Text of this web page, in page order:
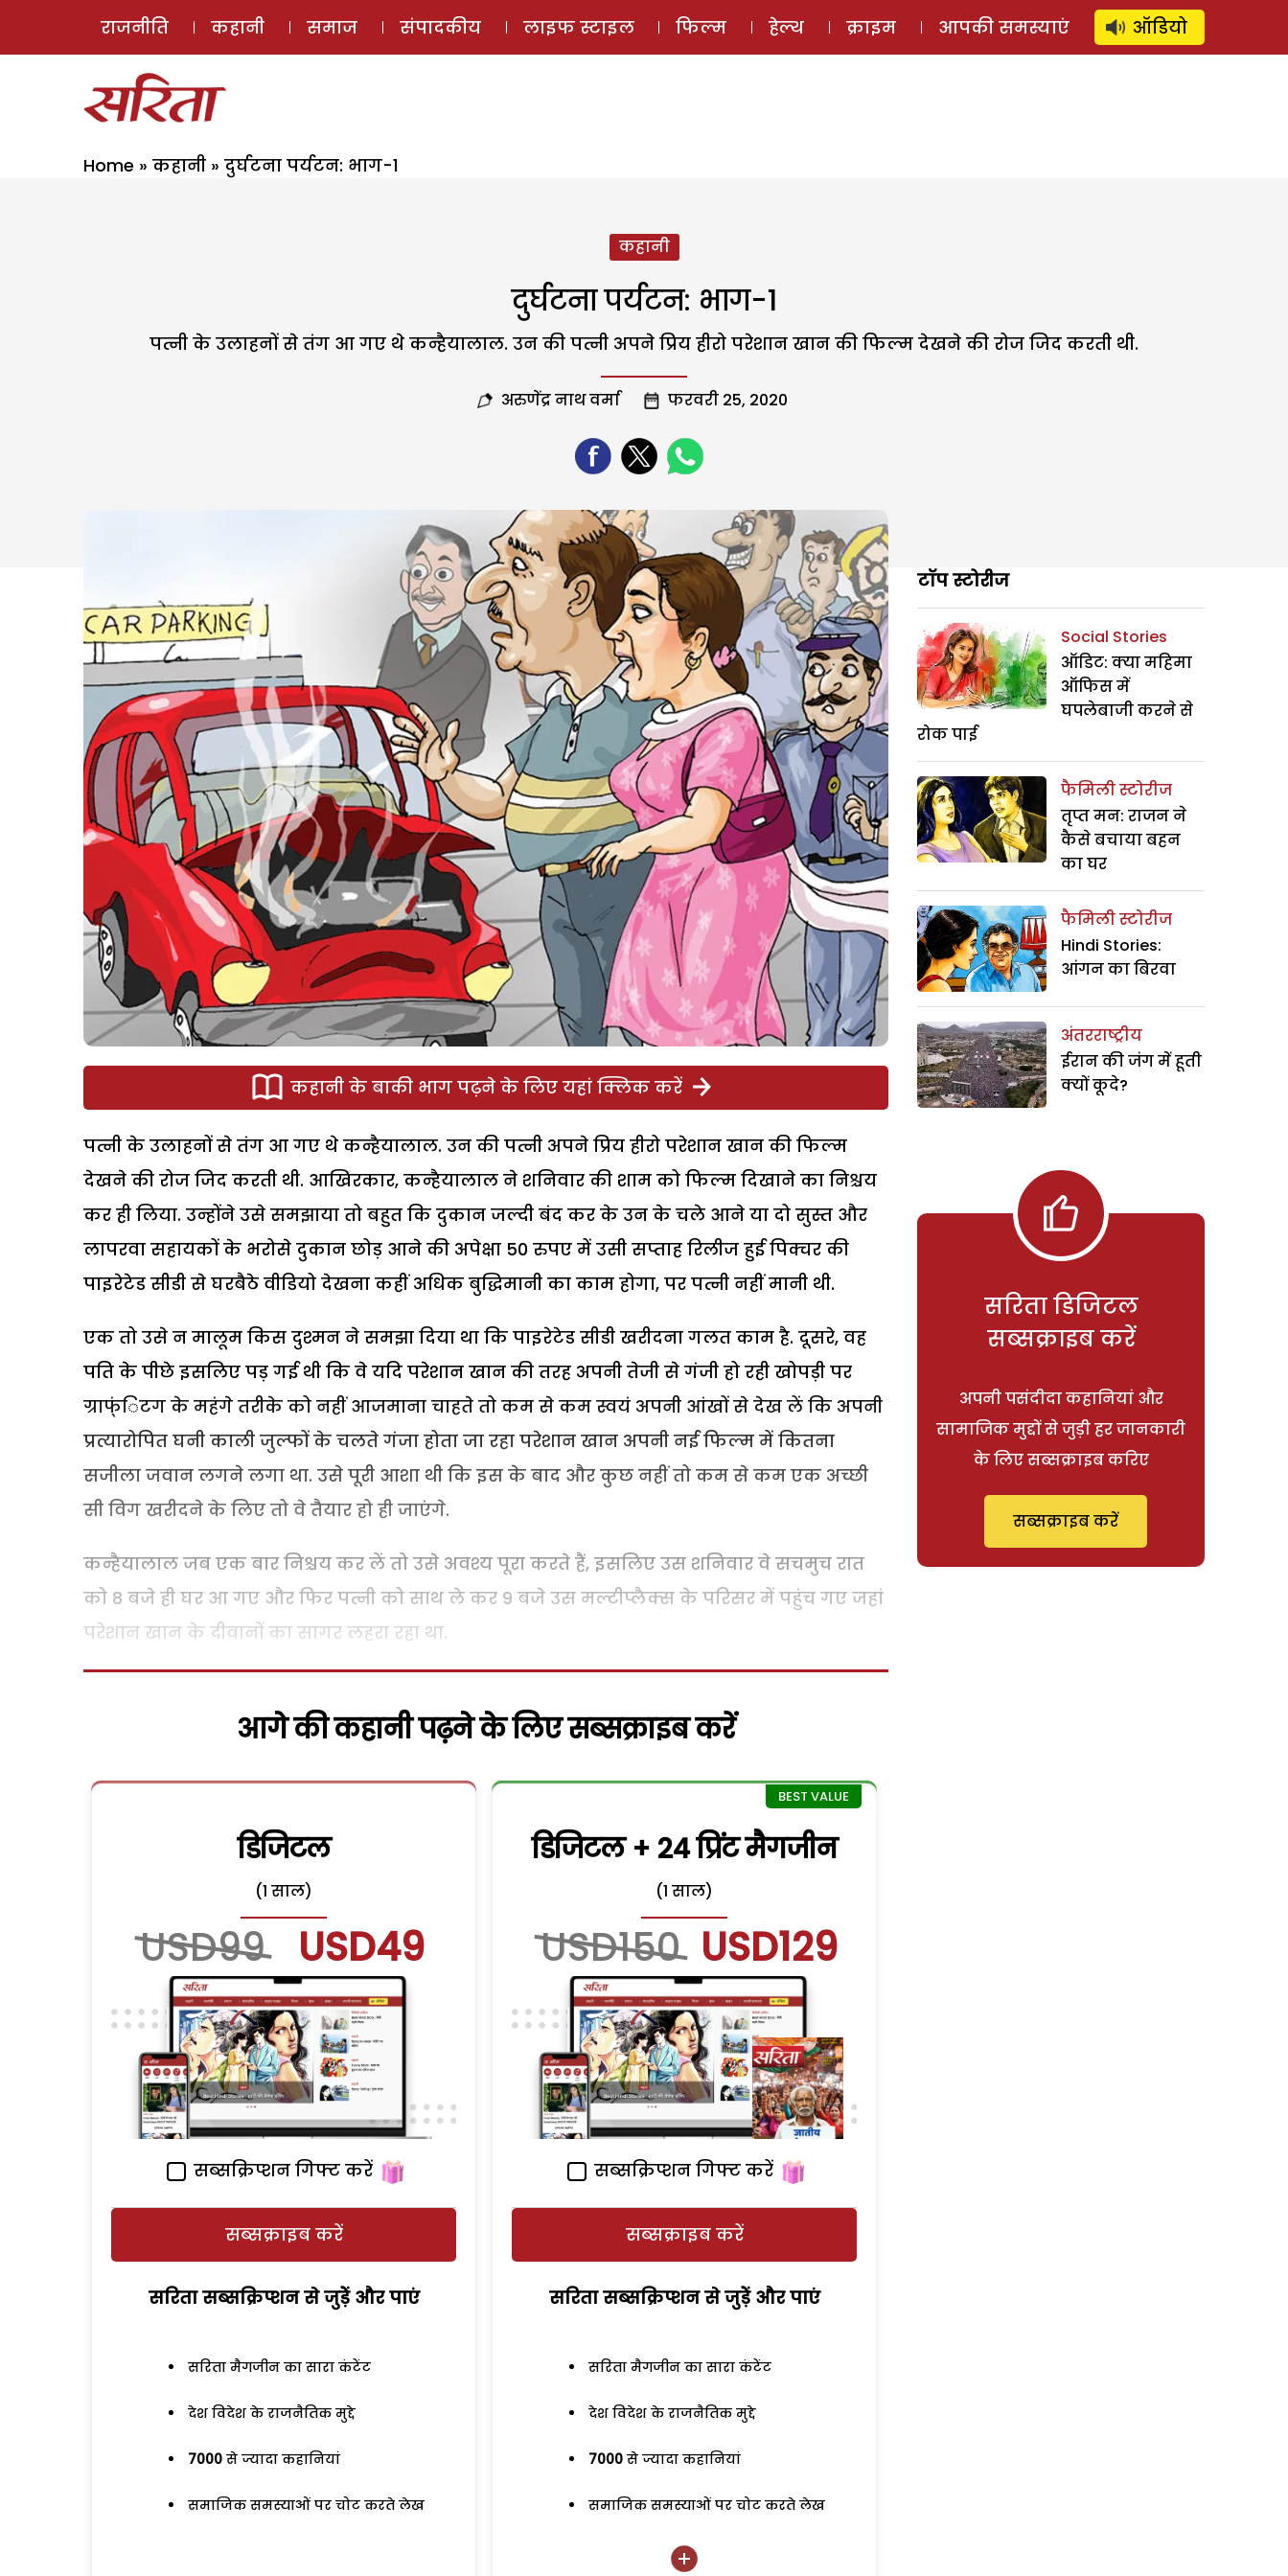
ई-मैगज़ीन ऑडियो स्टोरी लॉग इन ⚲ SUBSCRIBE
राजनीति कहानी समाज संपादकीय लाइफ स्टाइल फिल्म हेल्थ क्राइम आपकी समस्याएं ऑडियो
Home » कहानी » दुर्घटना पर्यटन: भाग-1
कहानी
दुर्घटना पर्यटन: भाग-1
पत्नी के उलाहनों से तंग आ गए थे कन्हैयालाल. उन की पत्नी अपने प्रिय हीरो परेशान खान की फिल्म देखने की रोज जिद करती थी.
अरुणेंद्र नाथ वर्मा फरवरी 25, 2020
कहानी के बाकी भाग पढ़ने के लिए यहां क्लिक करें
पत्नी के उलाहनों से तंग आ गए थे कन्हैयालाल. उन की पत्नी अपने प्रिय हीरो परेशान खान की फिल्म
देखने की रोज जिद करती थी. आखिरकार, कन्हैयालाल ने शनिवार की शाम को फिल्म दिखाने का निश्चय
कर ही लिया. उन्होंने उसे समझाया तो बहुत कि दुकान जल्दी बंद कर के उन के चले आने या दो सुस्त और
लापरवा सहायकों के भरोसे दुकान छोड़ आने की अपेक्षा 50 रुपए में उसी सप्ताह रिलीज हुई पिक्चर की
पाइरेटेड सीडी से घरबैठे वीडियो देखना कहीं अधिक बुद्धिमानी का काम होगा, पर पत्नी नहीं मानी थी.
एक तो उसे न मालूम किस दुश्मन ने समझा दिया था कि पाइरेटेड सीडी खरीदना गलत काम है. दूसरे, वह
पति के पीछे इसलिए पड़ गई थी कि वे यदि परेशान खान की तरह अपनी तेजी से गंजी हो रही खोपड़ी पर
ग्राफ्ंिटग के महंगे तरीके को नहीं आजमाना चाहते तो कम से कम स्वयं अपनी आंखों से देख लें कि अपनी
प्रत्यारोपित घनी काली जुल्फों के चलते गंजा होता जा रहा परेशान खान अपनी नई फिल्म में कितना
सजीला जवान लगने लगा था. उसे पूरी आशा थी कि इस के बाद और कुछ नहीं तो कम से कम एक अच्छी
सी विग खरीदने के लिए तो वे तैयार हो ही जाएंगे.
कन्हैयालाल जब एक बार निश्चय कर लें तो उसे अवश्य पूरा करते हैं, इसलिए उस शनिवार वे सचमुच रात
को 8 बजे ही घर आ गए और फिर पत्नी को साथ ले कर 9 बजे उस मल्टीप्लैक्स के परिसर में पहुंच गए जहां
परेशान खान के दीवानों का सागर लहरा रहा था.
आगे की कहानी पढ़ने के लिए सब्सक्राइब करें
डिजिटल
(1 साल)
USD99 USD49
सब्सक्रिप्शन गिफ्ट करें
सब्सक्राइब करें
सरिता सब्सक्रिप्शन से जुड़ेें और पाएं
सरिता मैगजीन का सारा कंटेंट
देश विदेश के राजनैतिक मुद्दे
7000 से ज्यादा कहानियां
समाजिक समस्याओं पर चोट करते लेख
डिजिटल + 24 प्रिंट मैगजीन
(1 साल)
USD150 USD129
सब्सक्रिप्शन गिफ्ट करें
सब्सक्राइब करें
सरिता सब्सक्रिप्शन से जुड़ेें और पाएं
सरिता मैगजीन का सारा कंटेंट
देश विदेश के राजनैतिक मुद्दे
7000 से ज्यादा कहानियां
समाजिक समस्याओं पर चोट करते लेख
टॉप स्टोरीज
Social Stories
ऑडिट: क्या महिमा
ऑफिस में
घपलेबाजी करने से
रोक पाई
फैमिली स्टोरीज
तृप्त मन: राजन ने
कैसे बचाया बहन
का घर
फैमिली स्टोरीज
Hindi Stories:
आंगन का बिरवा
अंतरराष्ट्रीय
ईरान की जंग में हूती
क्यों कूदे?
सरिता डिजिटल
सब्सक्राइब करें
अपनी पसंदीदा कहानियां और
सामाजिक मुद्दों से जुड़ी हर जानकारी
के लिए सब्सक्राइब करिए
सब्सक्राइब करें